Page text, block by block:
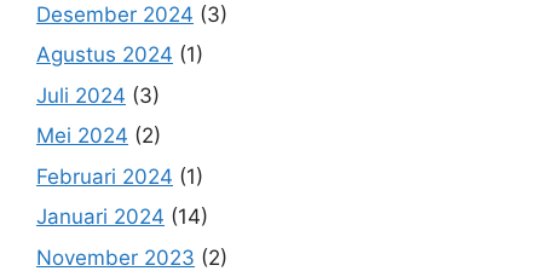
Desember 2024 (3)
Agustus 2024 (1)
Juli 2024 (3)
Mei 2024 (2)
Februari 2024 (1)
Januari 2024 (14)
November 2023 (2)